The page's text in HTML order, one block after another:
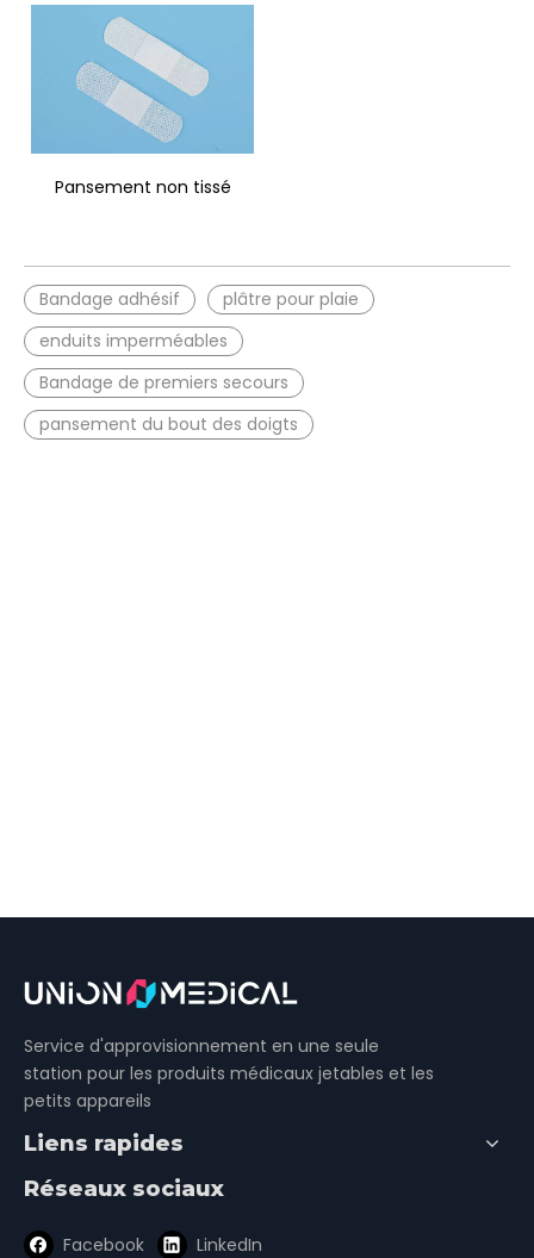
Pansement non tissé
Bandage adhésif
plâtre pour plaie
enduits imperméables
Bandage de premiers secours
pansement du bout des doigts
Service d'approvisionnement en une seule
station pour les produits médicaux jetables et les
petits appareils
Liens rapides
Réseaux sociaux
Facebook
LinkedIn